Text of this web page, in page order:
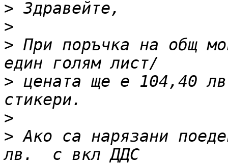
>
>
> При поръчка на общ
> цената ще е 104,40
>
> Ако са нарязани